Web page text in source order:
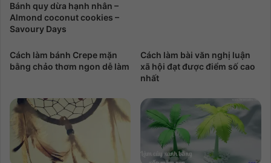
Bánh quy dừa hạnh nhân –
Almond coconut cookies –
Savoury Days
Cách làm bánh Crepe mặn
bằng chảo thơm ngon dễ làm
Cách làm bài văn nghị luận
xã hội đạt được điểm số cao
nhất